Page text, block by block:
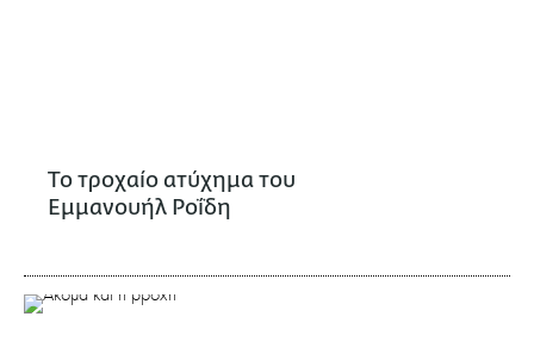
Το τροχαίο ατύχημα του
Εμμανουήλ Ροΐδη